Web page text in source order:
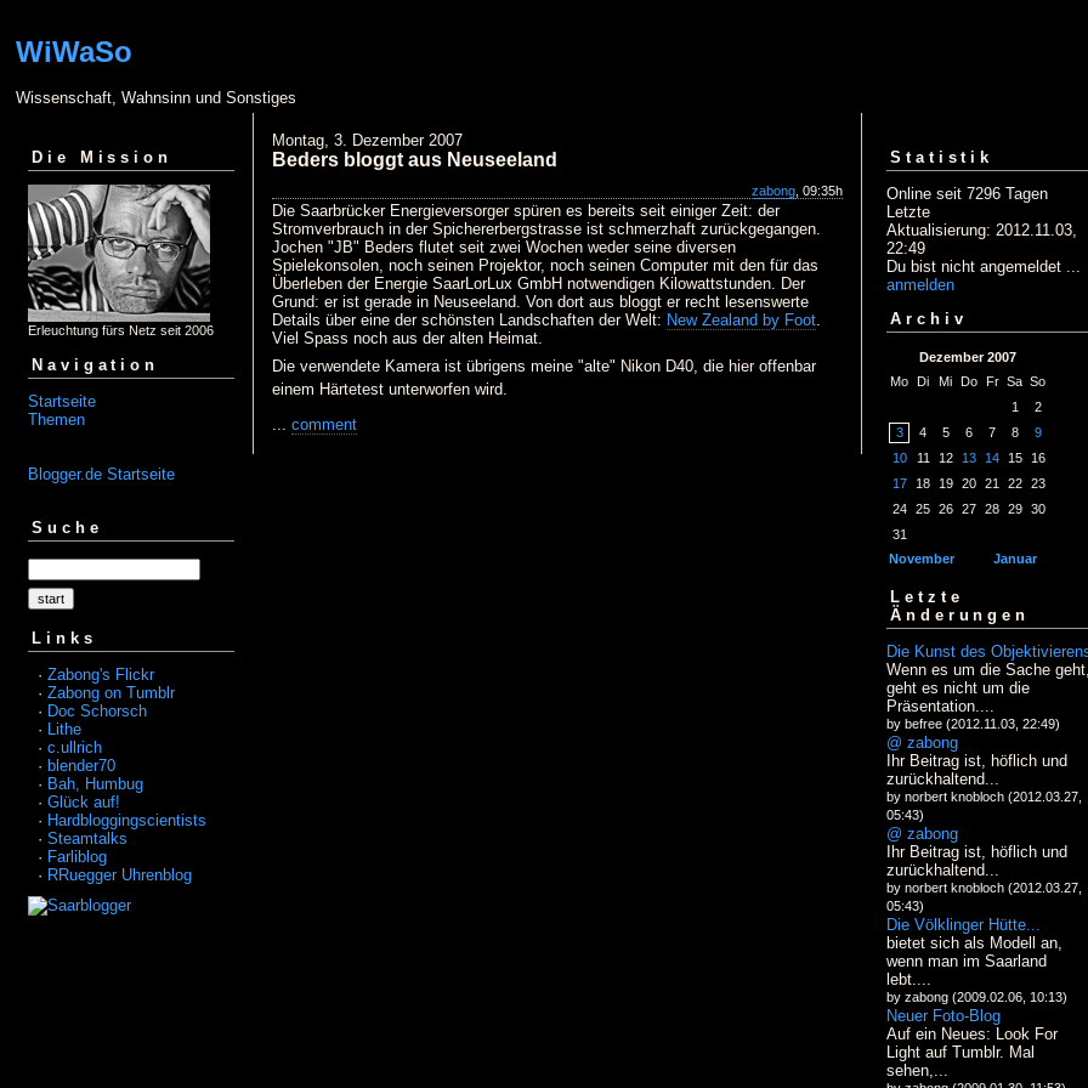
WiWaSo
Wissenschaft, Wahnsinn und Sonstiges
Die Mission
Erleuchtung fürs Netz seit 2006
Navigation
Startseite
Themen
Blogger.de Startseite
Suche
Links
· Zabong's Flickr
· Zabong on Tumblr
· Doc Schorsch
· Lithe
· c.ullrich
· blender70
· Bah, Humbug
· Glück auf!
· Hardbloggingscientists
· Steamtalks
· Farliblog
· RRuegger Uhrenblog
Montag, 3. Dezember 2007
Beders bloggt aus Neuseeland
zabong , 09:35h
Die Saarbrücker Energieversorger spüren es bereits seit einiger Zeit: der
Stromverbrauch in der Spichererbergstrasse ist schmerzhaft zurückgegangen.
Jochen "JB" Beders flutet seit zwei Wochen weder seine diversen
Spielekonsolen, noch seinen Projektor, noch seinen Computer mit den für das
Überleben der Energie SaarLorLux GmbH notwendigen Kilowattstunden. Der
Grund: er ist gerade in Neuseeland. Von dort aus bloggt er recht lesenswerte
Details über eine der schönsten Landschaften der Welt: New Zealand by Foot.
Viel Spass noch aus der alten Heimat.
Die verwendete Kamera ist übrigens meine "alte" Nikon D40, die hier offenbar
einem Härtetest unterworfen wird.
... comment
Statistik
Online seit 7296 Tagen
Letzte
Aktualisierung: 2012.11.03,
22:49
Du bist nicht angemeldet ...
anmelden
Archiv
Dezember 2007
Mo Di Mi Do Fr Sa So
1
2
3
4 5 6 7 8
9
10
11 12 13 14 15
16
17
18 19 20 21 22
23
24
25 26 27 28 29
30
31
November
Januar
Letzte
Änderungen
Die Kunst des
Wenn es um die Sache
geht es nicht um die
Präsentation....
by befree (2012.11.03, 22:49)
@ zabong
Ihr Beitrag ist, höflich und
zurückhaltend...
by norbert knobloch (2012.03.27,
05:43)
@ zabong
Ihr Beitrag ist, höflich und
zurückhaltend...
by norbert knobloch (2012.03.27,
05:43)
Die Völklinger Hütte...
bietet sich als Modell an,
wenn man im Saarland
lebt....
by zabong (2009.02.06, 10:13)
Neuer Foto-Blog
Auf ein Neues: Look For
Light auf Tumblr. Mal
sehen,...